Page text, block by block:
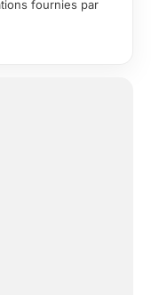
l'acier.
et le
pour
et
et
fournies par